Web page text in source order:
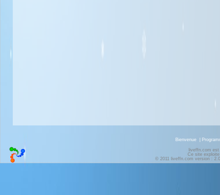
Bienvenue
liveffn.com
Ce site
© 2011 liveffn.com version :